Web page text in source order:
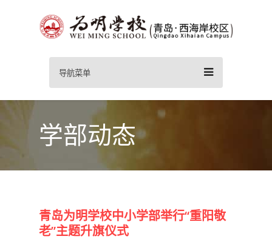
导航菜单
学部动态
青岛为明学校中小学部举行“重阳敬
老”主题升旗仪式